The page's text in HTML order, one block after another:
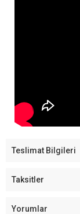
Teslimat Bilgileri
Taksitler
Yorumlar